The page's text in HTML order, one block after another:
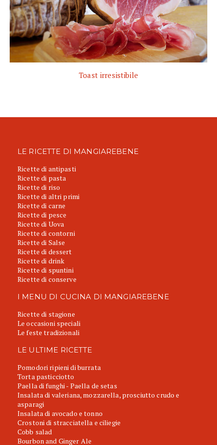
Toast irresistibile
LE RICETTE DI MANGIAREBENE
Ricette di antipasti
Ricette di pasta
Ricette di riso
Ricette di altri primi
Ricette di carne
Ricette di pesce
Ricette di Uova
Ricette di contorni
Ricette di Salse
Ricette di dessert
Ricette di drink
Ricette di spuntini
Ricette di conserve
I MENU DI CUCINA DI MANGIAREBENE
Ricette di stagione
Le occasioni speciali
Le feste tradizionali
LE ULTIME RICETTE
Pomodori ripieni di burrata
Torta pasticciotto
Paella di funghi - Paella de setas
Insalata di valeriana, mozzarella, prosciutto crudo e
asparagi
Insalata di avocado e tonno
Crostoni di stracciatella e ciliegie
Cobb salad
Bourbon and Ginger Ale